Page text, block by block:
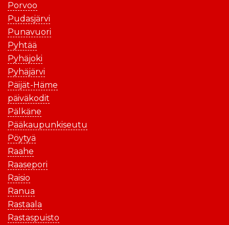
Porvoo
Pudasjärvi
Punavuori
Pyhtää
Pyhäjoki
Pyhäjärvi
Päijät-Häme
päiväkodit
Pälkäne
Pääkaupunkiseutu
Pöytyä
Raahe
Raasepori
Raisio
Ranua
Rastaala
Rastaspuisto